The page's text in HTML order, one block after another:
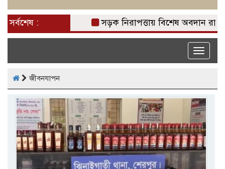
সর্বশেষ : সড়ক নিরাপত্তায় বিশেষ অবদান রাখায়
Toggle
জীবনযাপন